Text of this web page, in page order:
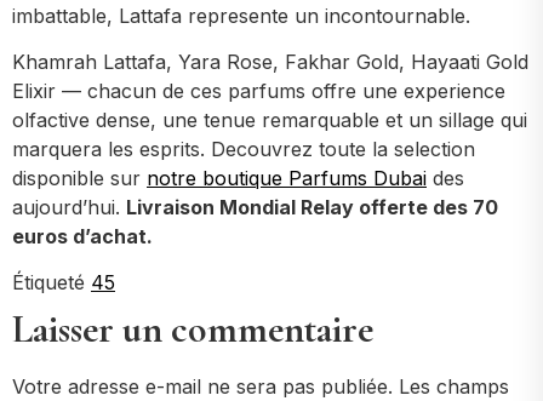
imbattable, Lattafa represente un incontournable.
Khamrah Lattafa, Yara Rose, Fakhar Gold, Hayaati Gold
Elixir — chacun de ces parfums offre une experience
olfactive dense, une tenue remarquable et un sillage qui
marquera les esprits. Decouvrez toute la selection
disponible sur notre boutique Parfums Dubai des
aujourd’hui. Livraison Mondial Relay offerte des 70
euros d’achat.
Étiqueté 45
Laisser un commentaire
Votre adresse e-mail ne sera pas publiée. Les champs